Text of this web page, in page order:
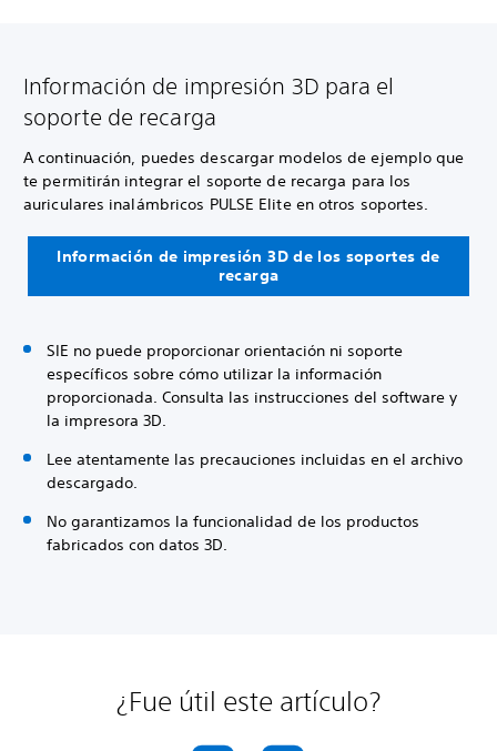
Información de impresión 3D para el
soporte de recarga
A continuación, puedes descargar modelos de ejemplo que
te permitirán integrar el soporte de recarga para los
auriculares inalámbricos PULSE Elite en otros soportes.
Información de impresión 3D de los soportes de
recarga
SIE no puede proporcionar orientación ni soporte
específicos sobre cómo utilizar la información
proporcionada. Consulta las instrucciones del software y
la impresora 3D.
Lee atentamente las precauciones incluidas en el archivo
descargado.
No garantizamos la funcionalidad de los productos
fabricados con datos 3D.
¿Fue útil este artículo?